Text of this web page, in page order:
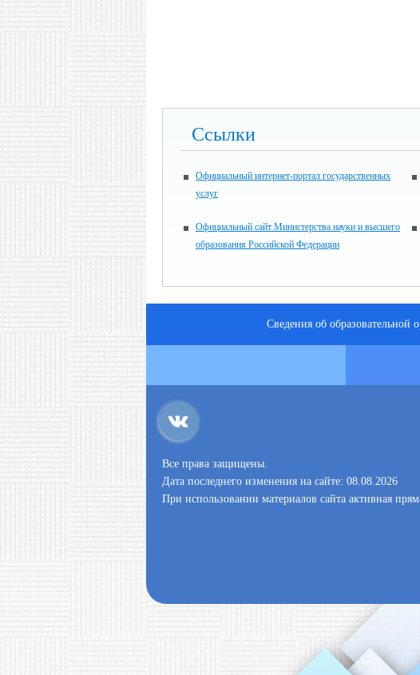
Ссылки
Официальный интернет-портал государственных
услуг
Официальный сайт Министерства науки и высшего
образования Российской Федерации
Сведения об образовательной
Все права защищены.
Дата последнего изменения на сайте: 08.08.2026
При использовании материалов сайта активная